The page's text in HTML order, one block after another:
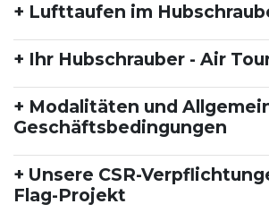
+ Lufttaufen im
+ Ihr Hubschrauber - Air
+ Modalitäten und
Geschäftsbedingungen
+ Unsere CSR-
Flag-Projekt